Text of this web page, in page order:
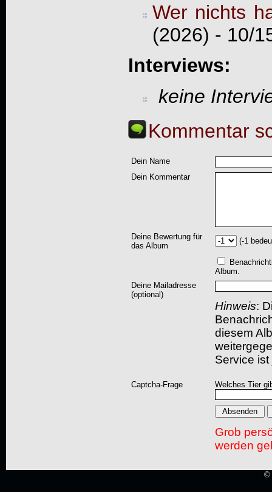
Wer nichts
(2026) - 10/
Interviews:
keine
Kommentar
Dein Name
Dein Kommentar
Deine Bewertung für
das Album
(-1
Album.
Deine Mailadresse
(optional)
Hinweis:
diesem
Service
Captcha-Frage Welches Tier
Grob
werden
©